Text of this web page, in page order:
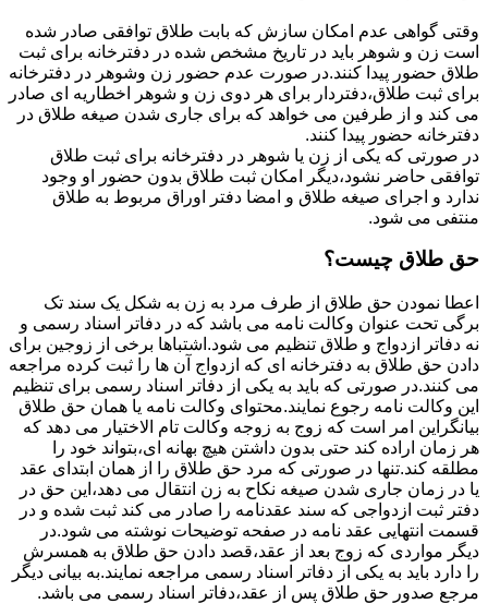
وقتی گواهی عدم امکان سازش که بابت طلاق توافقی صادر شده
است زن و شوهر باید در تاریخ مشخص شده در دفترخانه برای ثبت
طلاق حضور پیدا کنند.در صورت عدم حضور زن وشوهر در دفترخانه
برای ثبت طلاق،دفتردار برای هر دوی زن و شوهر اخطاریه ای صادر
می کند و از طرفین می خواهد که برای جاری شدن صیغه طلاق در
دفترخانه حضور پیدا کنند.
در صورتی که یکی از زن یا شوهر در دفترخانه برای ثبت طلاق
توافقی حاضر نشود،دیگر امکان ثبت طلاق بدون حضور او وجود
ندارد و اجرای صیغه طلاق و امضا دفتر اوراق مربوط به طلاق
منتفی می شود.
حق طلاق چیست؟
اعطا نمودن حق طلاق از طرف مرد به زن به شکل یک سند تک
برگی تحت عنوان وکالت نامه می باشد که در دفاتر اسناد رسمی و
نه دفاتر ازدواج و طلاق تنظیم می شود.اشتباها برخی از زوجین برای
دادن حق طلاق به دفترخانه ای که ازدواج آن ها را ثبت کرده مراجعه
می کنند.در صورتی که باید به یکی از دفاتر اسناد رسمی برای تنظیم
این وکالت نامه رجوع نمایند.محتوای وکالت نامه یا همان حق طلاق
بیانگراین امر است که زوج به زوجه وکالت تام الاختیار می دهد که
هر زمان اراده کند حتی بدون داشتن هیچ بهانه ای،بتواند خود را
مطلقه کند.تنها در صورتی که مرد حق طلاق را از همان ابتدای عقد
یا در زمان جاری شدن صیغه نکاح به زن انتقال می دهد،این حق در
دفتر ثبت ازدواجی که سند عقدنامه را صادر می کند ثبت شده و در
قسمت انتهایی عقد نامه در صفحه توضیحات نوشته می شود.در
دیگر مواردی که زوج بعد از عقد،قصد دادن حق طلاق به همسرش
را دارد باید به یکی از دفاتر اسناد رسمی مراجعه نمایند.به بیانی دیگر
مرجع صدور حق طلاق پس از عقد،دفاتر اسناد رسمی می باشد.